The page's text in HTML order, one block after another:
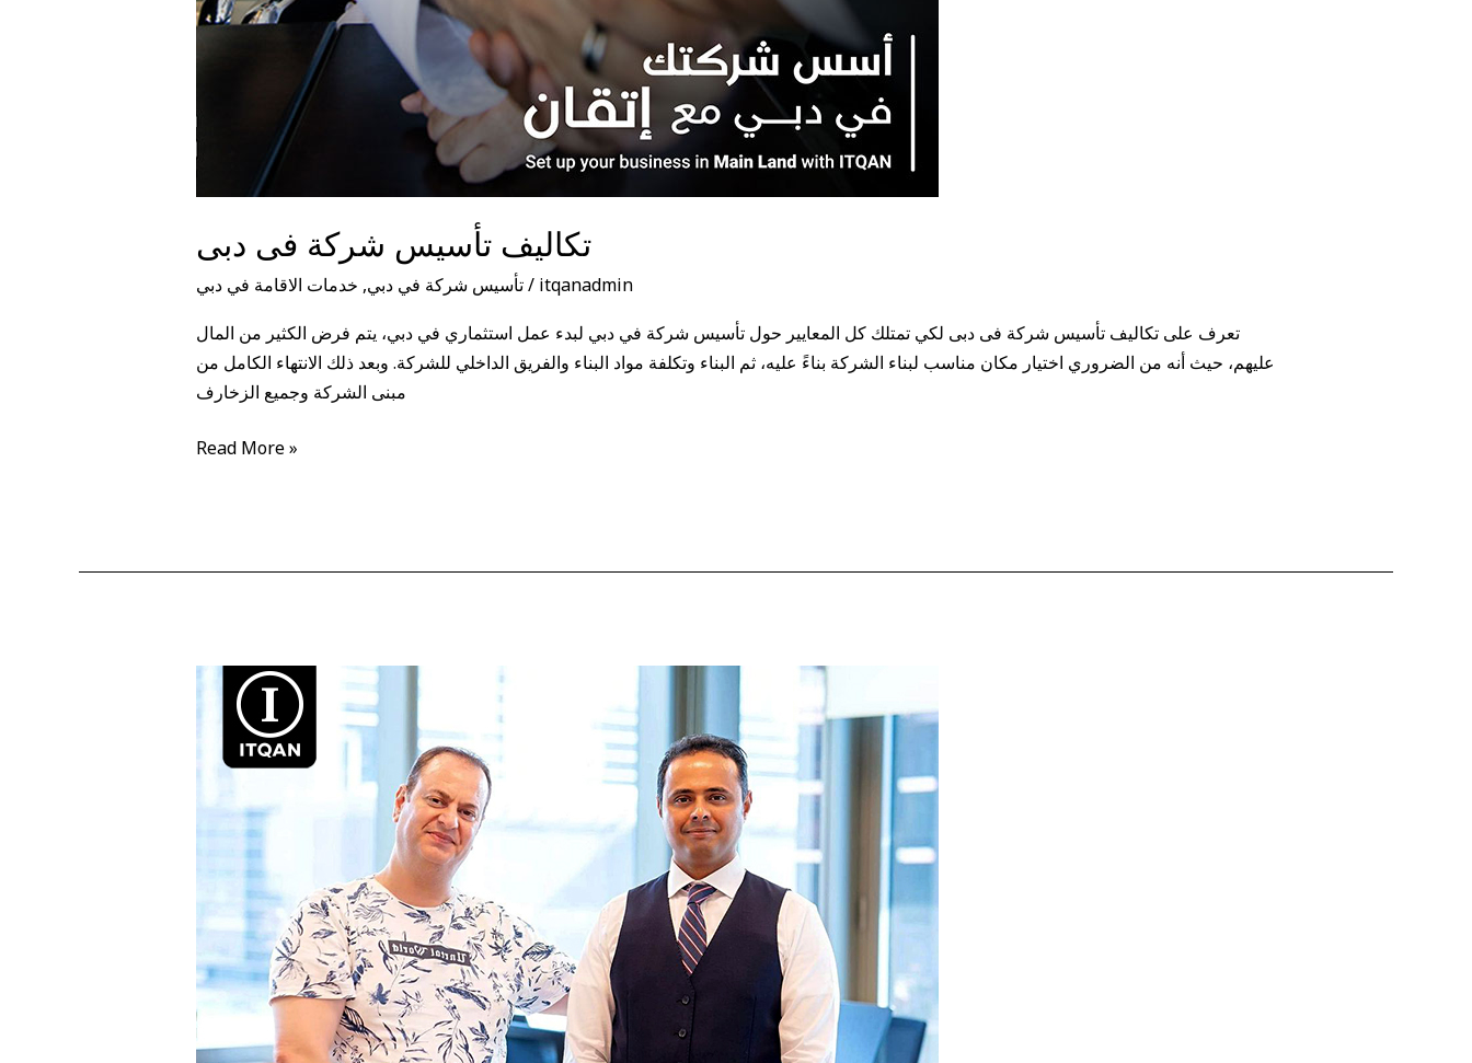
تكاليف تأسيس شركة فى دبى
تأسيس شركة في دبي, خدمات الاقامة في دبي / itqanadmin
تعرف على تكاليف تأسيس شركة فى دبى لكي تمتلك كل المعايير حول تأسيس شركة في دبي لبدء عمل استثماري في دبي، يتم فرض الكثير من المال
عليهم، حيث أنه من الضروري اختيار مكان مناسب لبناء الشركة بناءً عليه، ثم البناء وتكلفة مواد البناء والفريق الداخلي للشركة. وبعد ذلك الانتهاء الكامل من
مبنى الشركة وجميع الزخارف
Read More »
خطوات
تأسيس
في